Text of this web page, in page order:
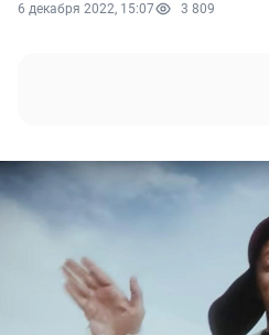
6 декабря 2022, 15:07 3 809